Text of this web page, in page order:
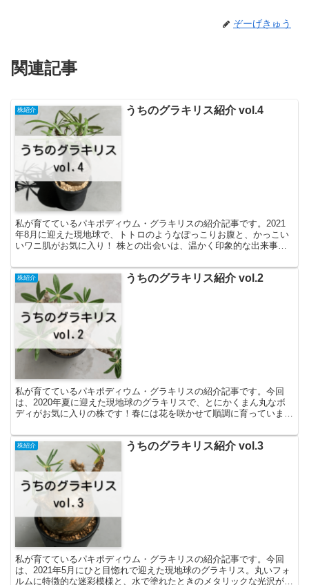
ぞーげきゅう
関連記事
株紹介 うちのグラキリス紹介 vol.4
私が育てているパキポディウム・グラキリスの紹介記事です。2021
年8月に迎えた現地球で、トトロのようなぽっこりお腹と、かっこい
いワニ肌がお気に入り！ 株との出会いは、温かく印象的な出来事が
です。
株紹介 うちのグラキリス紹介 vol.2
私が育てているパキポディウム・グラキリスの紹介記事です。今回
は、2020年夏に迎えた現地球のグラキリスで、とにかくまん丸なボ
ディがお気に入りの株です！春には花を咲かせて順調に育っています
た。これは日照不足のサイン…？株との出会い、お気に入りポイン
ト、管理上の特徴・所感について。
株紹介 うちのグラキリス紹介 vol.3
私が育てているパキポディウム・グラキリスの紹介記事です。今回
は、2021年5月にひと目惚れで迎えた現地球のグラキリス。丸いフォ
ルムに特徴的な迷彩模様と、水で塗れたときのメタリックな光沢がた